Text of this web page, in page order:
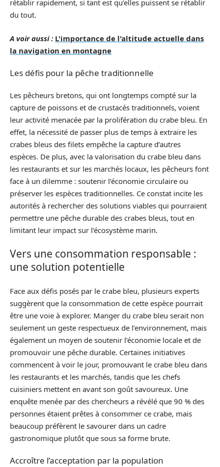
rétablir rapidement, si tant est qu’elles puissent se rétablir
du tout.
A voir aussi : L'importance de l'altitude actuelle dans
la navigation en montagne
Les défis pour la pêche traditionnelle
Les pêcheurs bretons, qui ont longtemps compté sur la
capture de poissons et de crustacés traditionnels, voient
leur activité menacée par la prolifération du crabe bleu. En
effet, la nécessité de passer plus de temps à extraire les
crabes bleus des filets empêche la capture d’autres
espèces. De plus, avec la valorisation du crabe bleu dans
les restaurants et sur les marchés locaux, les pêcheurs font
face à un dilemme : soutenir l’économie circulaire ou
préserver les espèces traditionnelles. Ce constat incite les
autorités à rechercher des solutions viables qui pourraient
permettre une pêche durable des crabes bleus, tout en
limitant leur impact sur l’écosystème marin.
Vers une consommation responsable :
une solution potentielle
Face aux défis posés par le crabe bleu, plusieurs experts
suggèrent que la consommation de cette espèce pourrait
être une voie à explorer. Manger du crabe bleu serait non
seulement un geste respectueux de l’environnement, mais
également un moyen de soutenir l’économie locale et de
promouvoir une pêche durable. Certaines initiatives
commencent à voir le jour, promouvant le crabe bleu dans
les restaurants et les marchés, tandis que les chefs
cuisiniers mettent en avant son goût savoureux. Une
enquête menée par des chercheurs a révélé que 90 % des
personnes étaient prêtes à consommer ce crabe, mais
beaucoup préfèrent le savourer dans un cadre
gastronomique plutôt que sous sa forme brute.
Accroître l’acceptation par la population